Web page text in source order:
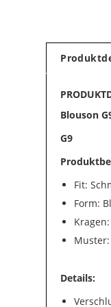
Blouson
G9
Fit:
Form:
Details: